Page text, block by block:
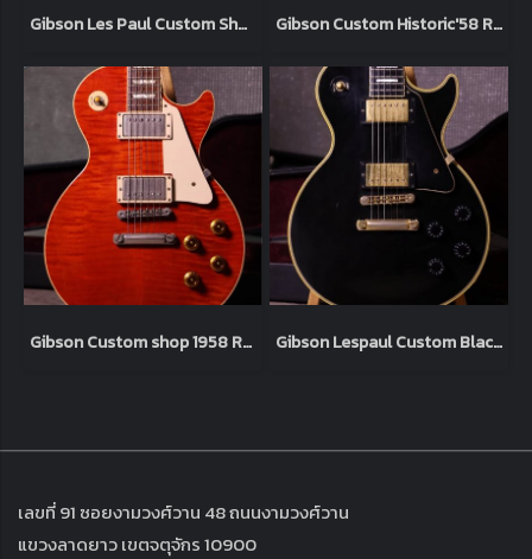
Gibson Les Paul Custom Shop '59 Tom Murphy Aged 2006 Heritage Cherry (3.9kg) Gibson Custom Historic'58 R8 Lemon Flame Top AAA 1998 (4.1kg)
Gibson Custom shop 1958 R8 Lespaul Reissue Sweet Cherry 1998 (4.0kg) Gibson Lespaul Custom Black 2006 (4.9kg)
เลขที่ 91 ซอยงามวงศ์วาน 48 ถนนงามวงศ์วาน
แขวงลาดยาว เขตจตุจักร 10900